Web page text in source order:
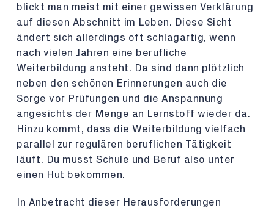
blickt man meist mit einer gewissen Verklärung
auf diesen Abschnitt im Leben. Diese Sicht
ändert sich allerdings oft schlagartig, wenn
nach vielen Jahren eine berufliche
Weiterbildung ansteht. Da sind dann plötzlich
neben den schönen Erinnerungen auch die
Sorge vor Prüfungen und die Anspannung
angesichts der Menge an Lernstoff wieder da.
Hinzu kommt, dass die Weiterbildung vielfach
parallel zur regulären beruflichen Tätigkeit
läuft. Du musst Schule und Beruf also unter
einen Hut bekommen.
In Anbetracht dieser Herausforderungen